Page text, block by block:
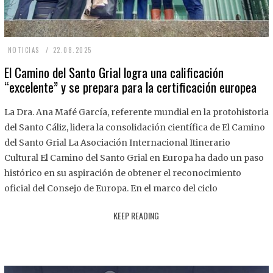
NOTICIAS 22.08.2025
.
8
2
2
El Camino del Santo Grial logra una calificación
“excelente” y se prepara para la certificación europea
La Dra. Ana Mafé García, referente mundial en la protohistoria
del Santo Cáliz, lidera la consolidación científica de El Camino
del Santo Grial La Asociación Internacional Itinerario
Cultural El Camino del Santo Grial en Europa ha dado un paso
histórico en su aspiración de obtener el reconocimiento
oficial del Consejo de Europa. En el marco del ciclo
KEEP READING